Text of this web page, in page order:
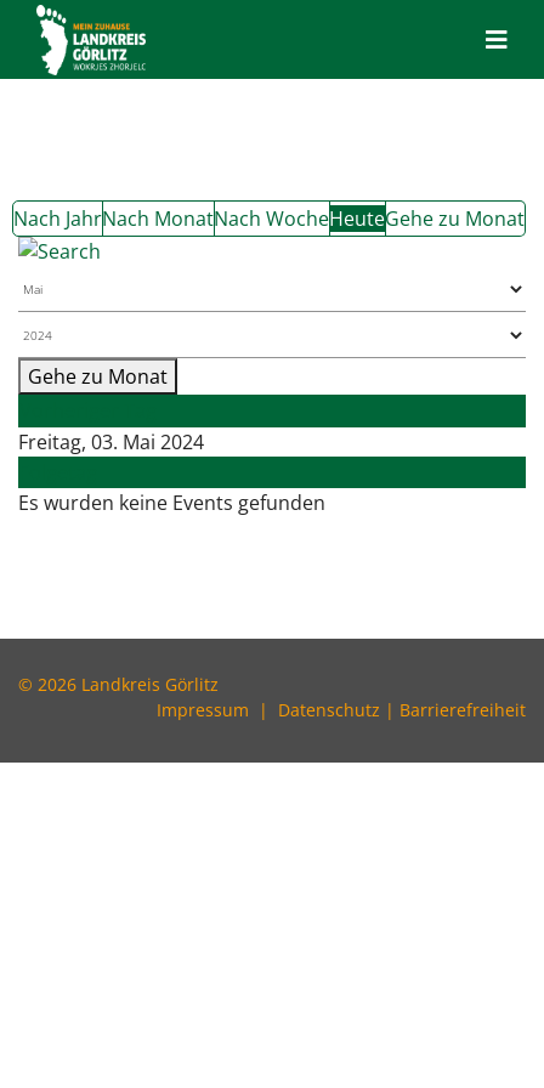
Nach JahrNach MonatNach WocheHeuteGehe zu Monat
Gehe zu Monat
Freitag, 03. Mai 2024
Es wurden keine Events gefunden
© 2026 Landkreis Görlitz
Impressum | Datenschutz | Barrierefreiheit